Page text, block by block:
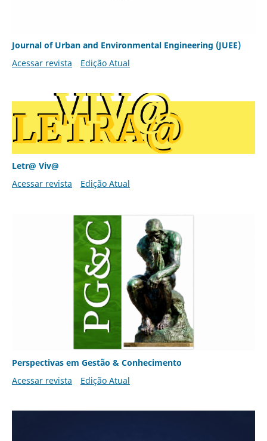
Journal of Urban and Environmental Engineering (JUEE)
Acessar revista
Edição Atual
Letr@ Viv@
Acessar revista
Edição Atual
Perspectivas em Gestão & Conhecimento
Acessar revista
Edição Atual